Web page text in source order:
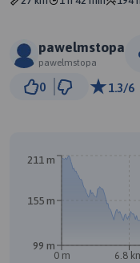
pawelmstopa
pawelmstopa
0 1.3/6
0 m 6.8
99 m
155 m
211 m